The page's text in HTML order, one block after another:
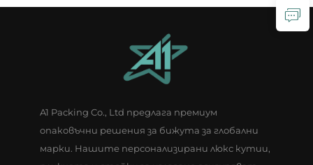
A1 Packing Co., Ltd предлага премиум
опаковъчни решения за бижута за глобални
марки. Нашите персонализирани люкс кутии,